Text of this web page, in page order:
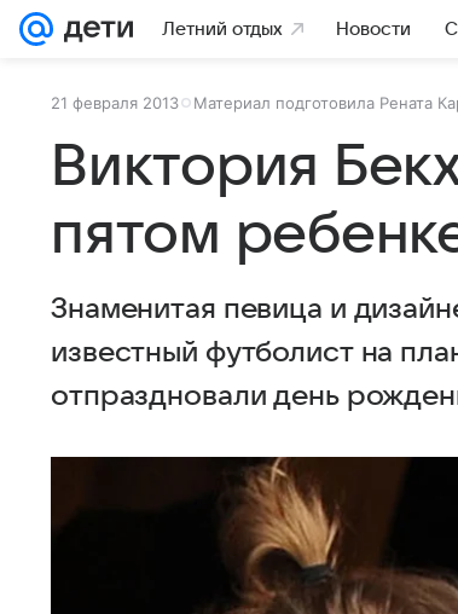
Летний отдых Новости
21 февраля 2013 Материал подготовила Рената
Виктория
пятом
Знаменитая певица и
известный футболист на
отпраздновали день